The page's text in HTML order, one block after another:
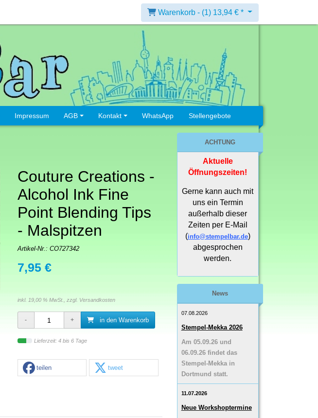
Warenkorb - (1) 13,94 € *
Impressum AGB Kontakt WhatsApp Stellengebote
Couture Creations -
Alcohol Ink Fine
Point Blending Tips
- Malspitzen
Artikel-Nr.: CO727342
7,95 €
inkl. 19,00 % MwSt., zzgl. Versandkosten
in den Warenkorb
Lieferzeit: 4 bis 6 Tage
teilen tweet
ACHTUNG
Aktuelle
Öffnungszeiten!
Gerne kann auch mit
uns ein Termin
außerhalb dieser
Zeiten per E-Mail
(info@stempelbar.de)
abgesprochen
werden.
News
07.08.2026
Stempel-Mekka 2026
Am 05.09.26 und
06.09.26 findet das
Stempel-Mekka in
Dortmund statt.
11.07.2026
Neue Workshoptermine